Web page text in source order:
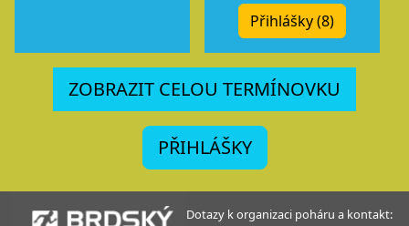
Přihlášky (8)
ZOBRAZIT CELOU TERMÍNOVKU
PŘIHLÁŠKY
Dotazy k organizaci poháru a kontakt: